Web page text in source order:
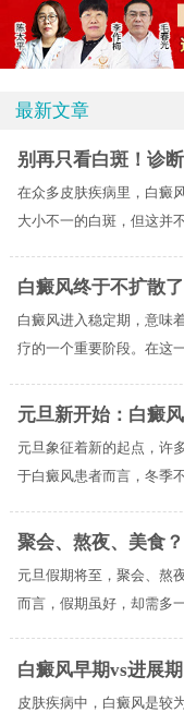
最新文章
别再只看白斑！诊
在众多皮肤疾病里，白癜
大小不一的白斑，但这并
白癜风终于不扩散
白癜风进入稳定期，意味
疗的一个重要阶段。在这
元旦新开始：白癜
元旦象征着新的起点，许
于白癜风患者而言，冬季
聚会、熬夜、美食
元旦假期将至，聚会、熬
而言，假期虽好，却需多
白癜风早期vs进展
皮肤疾病中，白癜风是较